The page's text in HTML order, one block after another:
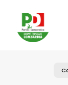
content